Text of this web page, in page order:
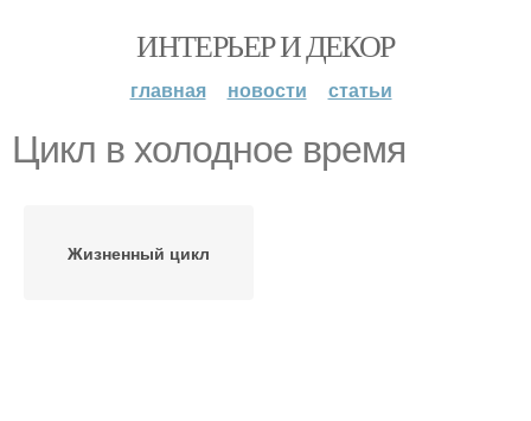
ИНТЕРЬЕР И ДЕКОР
главная новости статьи
Цикл в холодное время
Жизненный цикл